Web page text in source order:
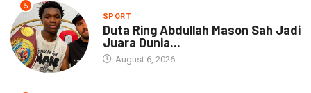
5
SPORT
Duta Ring Abdullah Mason Sah Jadi
Juara Dunia...
August 6, 2026